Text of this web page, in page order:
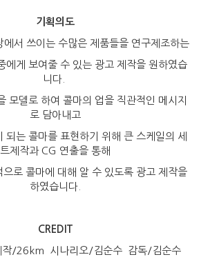
기획의도
에서 쓰이는 수많은 제품들을 연구제조하는
에게 보여줄 수 있는 광고 제작을 원하였습
니다.
모델로 하여 콜마의 업을 직관적인 메시지
로 담아내고
되는 콜마를 표현하기 위해 큰 스케일의 세
트제작과 CG 연출을 통해
으로 콜마에 대해 알 수 있도록 광고 제작을
하였습니다.
CREDIT
작/26km 시나리오/김순수 감독/김순수